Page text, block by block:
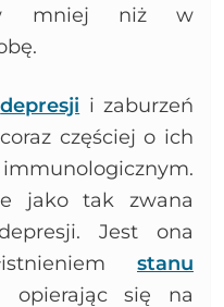
mniej niż w
depresji i zaburzeń
częściej o ich
jako tak zwana
Jest ona
stanu
opierając się na